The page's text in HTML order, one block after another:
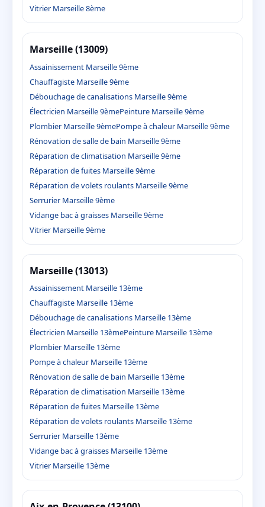
Vitrier Marseille 8ème
Marseille (13009)
Assainissement Marseille 9ème
Chauffagiste Marseille 9ème
Débouchage de canalisations Marseille 9ème
Électricien Marseille 9èmePeinture Marseille 9ème
Plombier Marseille 9èmePompe à chaleur Marseille 9ème
Rénovation de salle de bain Marseille 9ème
Réparation de climatisation Marseille 9ème
Réparation de fuites Marseille 9ème
Réparation de volets roulants Marseille 9ème
Serrurier Marseille 9ème
Vidange bac à graisses Marseille 9ème
Vitrier Marseille 9ème
Marseille (13013)
Assainissement Marseille 13ème
Chauffagiste Marseille 13ème
Débouchage de canalisations Marseille 13ème
Électricien Marseille 13èmePeinture Marseille 13ème
Plombier Marseille 13ème
Pompe à chaleur Marseille 13ème
Rénovation de salle de bain Marseille 13ème
Réparation de climatisation Marseille 13ème
Réparation de fuites Marseille 13ème
Réparation de volets roulants Marseille 13ème
Serrurier Marseille 13ème
Vidange bac à graisses Marseille 13ème
Vitrier Marseille 13ème